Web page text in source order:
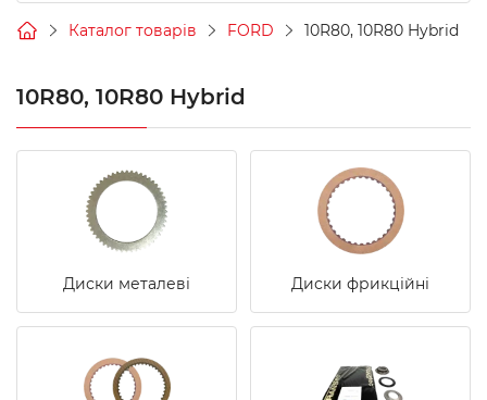
Каталог товарів FORD 10R80, 10R80 Hybrid
10R80, 10R80 Hybrid
Диски металеві Диски фрикційні